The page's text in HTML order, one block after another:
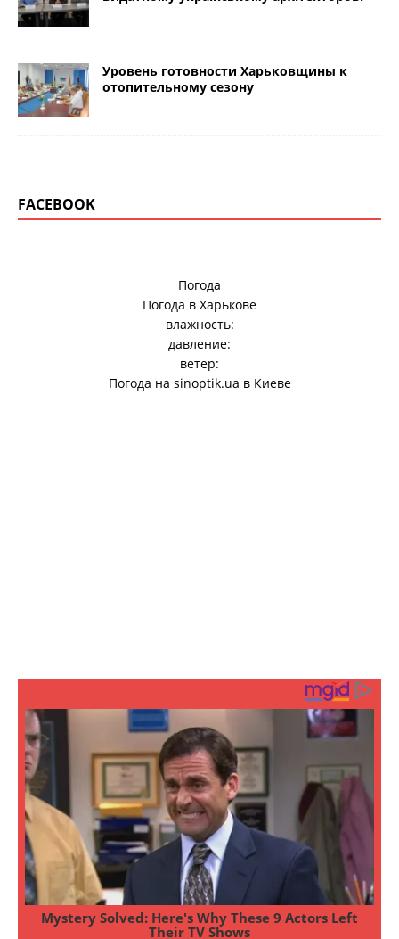
Уровень готовности Харьковщины к
отопительному сезону
FACEBOOK
Погода
Погода в Харькове
влажность:
давление:
ветер:
Погода на sinoptik.ua в Киеве